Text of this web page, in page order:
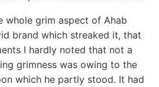
whole grim aspect of Ahab
brand which streaked it, that
I hardly noted that not a
grimness was owing to the
which he partly stood. It had